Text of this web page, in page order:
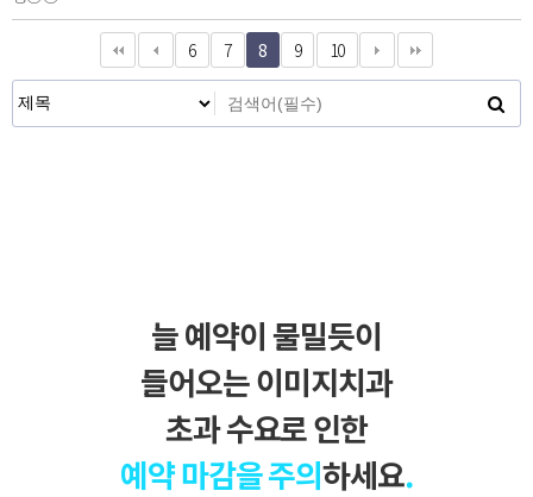
6 7 8 9 10
늘 예약이 물밀듯이
들어오는 이미지치과
초과 수요로 인한
예약 마감을 주의하세요.